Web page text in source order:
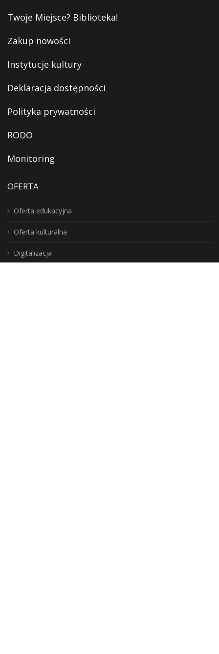
Twoje Miejsce? Biblioteka!
Zakup nowości
Instytucje kultury
Deklaracja dostępności
Polityka prywatności
RODO
Monitoring
OFERTA
Oferta edukacyjna
Oferta kulturalna
Digitalizacja